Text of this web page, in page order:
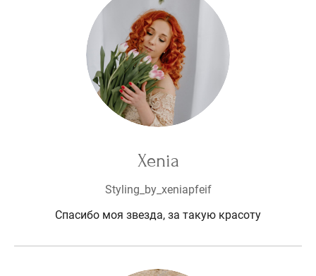
Xenia
Styling_by_xeniapfeif
Спасибо моя звезда, за такую красоту